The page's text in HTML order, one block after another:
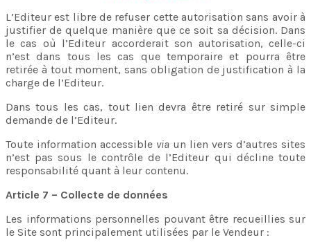
L’Editeur est libre de refuser cette autorisation sans avoir à
justifier de quelque manière que ce soit sa décision. Dans
le cas où l’Editeur accorderait son autorisation, celle-ci
n’est dans tous les cas que temporaire et pourra être
retirée à tout moment, sans obligation de justification à la
charge de l’Editeur.
Dans tous les cas, tout lien devra être retiré sur simple
demande de l’Editeur.
Toute information accessible via un lien vers d’autres sites
n’est pas sous le contrôle de l’Editeur qui décline toute
responsabilité quant à leur contenu.
Article 7 – Collecte de données
Les informations personnelles pouvant être recueillies sur
le Site sont principalement utilisées par le Vendeur :